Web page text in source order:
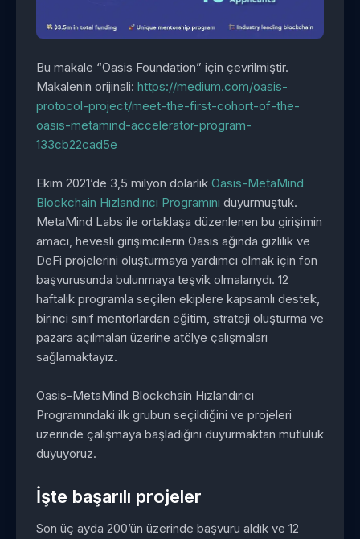
Bu makale “Oasis Foundation” için çevrilmiştir.
Makalenin orijinali: https://medium.com/oasis-
protocol-project/meet-the-first-cohort-of-the-
oasis-metamind-accelerator-program-
133cb22cad5e
Ekim 2021’de 3,5 milyon dolarlık Oasis-MetaMind
Blockchain Hızlandırıcı Programını duyurmuştuk.
MetaMind Labs ile ortaklaşa düzenlenen bu girişimin
amacı, hevesli girişimcilerin Oasis ağında gizlilik ve
DeFi projelerini oluşturmaya yardımcı olmak için fon
başvurusunda bulunmaya teşvik olmalarıydı. 12
haftalık programla seçilen ekiplere kapsamlı destek,
birinci sınıf mentorlardan eğitim, strateji oluşturma ve
pazara açılmaları üzerine atölye çalışmaları
sağlamaktayız.
Oasis-MetaMind Blockchain Hızlandırıcı
Programındaki ilk grubun seçildiğini ve projeleri
üzerinde çalışmaya başladığını duyurmaktan mutluluk
duyuyoruz.
İşte başarılı projeler
Son üç ayda 200’ün üzerinde başvuru aldık ve 12